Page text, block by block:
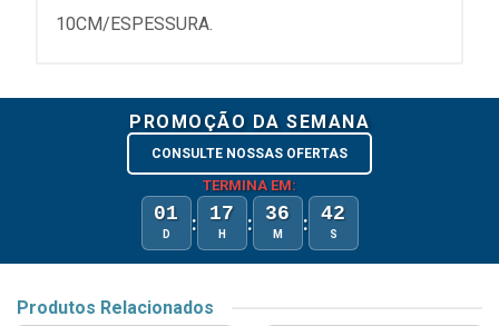
10CM/ESPESSURA.
PROMOÇÃO DA SEMANA
CONSULTE NOSSAS OFERTAS
TERMINA EM:
01
D : 17
H : 36
M : 42
S
Produtos Relacionados